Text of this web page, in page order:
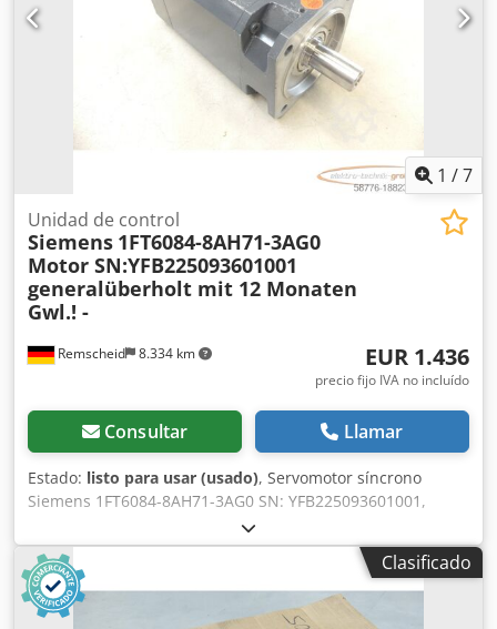
1 /7
Remscheid 8.334 km
Unidad de control
Siemens 1FT6084-8AH71-3AG0
Motor SN:YFB225093601001
generalüberholt mit 12 Monaten
Gwl.! -
EUR 1.436
precio fijo IVA no incluído
Consultar Llamar
Estado: listo para usar (usado), Servomotor síncrono
Siemens 1FT6084-8AH71-3AG0 SN: YFB225093601001,
revisado y probado completamente por profesionales con
12 meses de garantía, 100% funcional, alcance de
suministro según fotos, los descuentos de venta acordados
no se aplican a este artículo. ¡Pregunte por el precio por
separado! Cedpov Tr Eyofx Angorf
Clasificado